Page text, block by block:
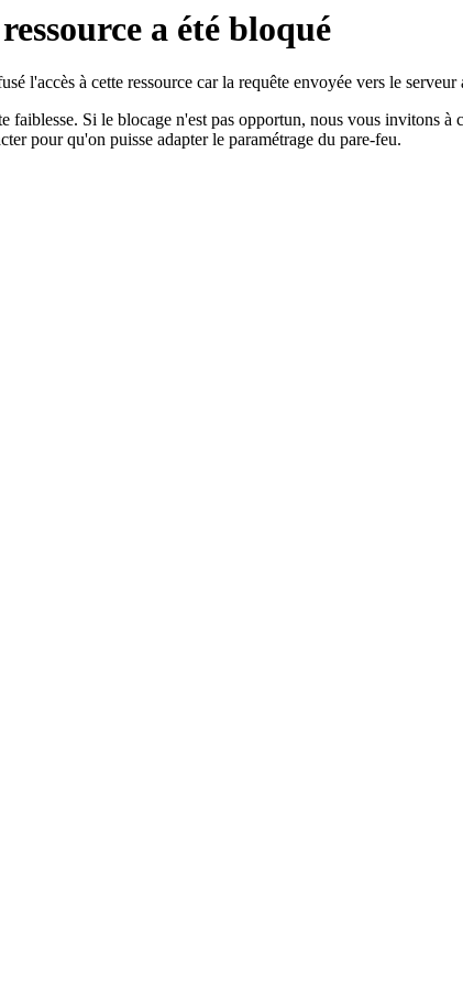
a été bloqué
l'accès à cette ressource car la requête envoyée vers le serveur
faiblesse. Si le blocage n'est pas opportun, nous vous invitons à
pour qu'on puisse adapter le paramétrage du pare-feu.